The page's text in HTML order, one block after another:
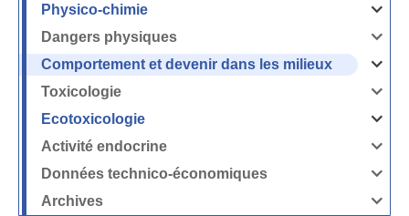
la
générales
Physico-chimie
Ouvrir
la
chimie
Dangers physiques
Ouvrir
la
Comportement et devenir dans les milieux
Ouvrir
la
et
les
milieux
Toxicologie
Ouvrir
la
Ecotoxicologie
Ouvrir
la
Activité endocrine
Ouvrir
la
endocrine
Données technico-économiques
Ouvrir
la
Archives
Ouvrir